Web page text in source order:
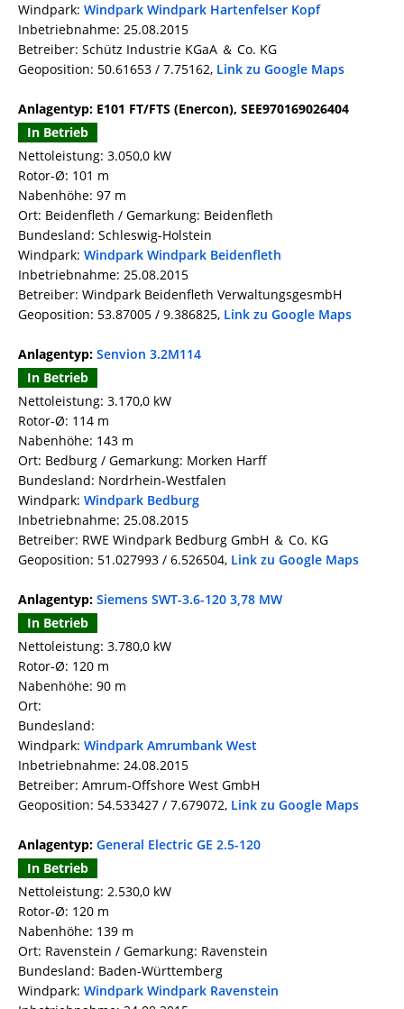
Windpark: Windpark Windpark Hartenfelser Kopf
Inbetriebnahme: 25.08.2015
Betreiber: Schütz Industrie KGaA ＆ Co. KG
Geoposition: 50.61653 / 7.75162, Link zu Google Maps
Anlagentyp: E101 FT/FTS (Enercon), SEE970169026404
In Betrieb
Nettoleistung: 3.050,0 kW
Rotor-Ø: 101 m
Nabenhöhe: 97 m
Ort: Beidenfleth / Gemarkung: Beidenfleth
Bundesland: Schleswig-Holstein
Windpark: Windpark Windpark Beidenfleth
Inbetriebnahme: 25.08.2015
Betreiber: Windpark Beidenfleth VerwaltungsgesmbH
Geoposition: 53.87005 / 9.386825, Link zu Google Maps
Anlagentyp: Senvion 3.2M114
In Betrieb
Nettoleistung: 3.170,0 kW
Rotor-Ø: 114 m
Nabenhöhe: 143 m
Ort: Bedburg / Gemarkung: Morken Harff
Bundesland: Nordrhein-Westfalen
Windpark: Windpark Bedburg
Inbetriebnahme: 25.08.2015
Betreiber: RWE Windpark Bedburg GmbH ＆ Co. KG
Geoposition: 51.027993 / 6.526504, Link zu Google Maps
Anlagentyp: Siemens SWT-3.6-120 3,78 MW
In Betrieb
Nettoleistung: 3.780,0 kW
Rotor-Ø: 120 m
Nabenhöhe: 90 m
Ort:
Bundesland:
Windpark: Windpark Amrumbank West
Inbetriebnahme: 24.08.2015
Betreiber: Amrum-Offshore West GmbH
Geoposition: 54.533427 / 7.679072, Link zu Google Maps
Anlagentyp: General Electric GE 2.5-120
In Betrieb
Nettoleistung: 2.530,0 kW
Rotor-Ø: 120 m
Nabenhöhe: 139 m
Ort: Ravenstein / Gemarkung: Ravenstein
Bundesland: Baden-Württemberg
Windpark: Windpark Windpark Ravenstein